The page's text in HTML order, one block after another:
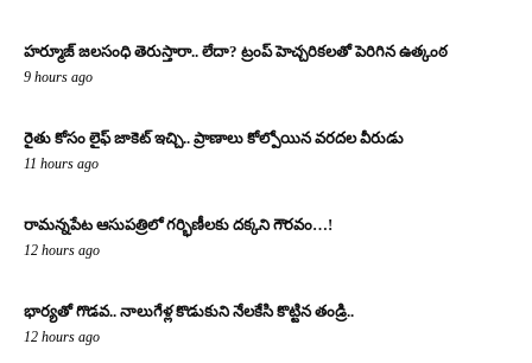
హర్మూజ్ జలసంధి తెరుస్తారా.. లేదా? ట్రంప్ హెచ్చరికలతో పెరిగిన ఉత్కంఠ
9 hours ago
రైతు కోసం లైఫ్ జాకెట్ ఇచ్చి.. ప్రాణాలు కోల్పోయిన వరదల వీరుడు
11 hours ago
రామన్నపేట ఆసుపత్రిలో గర్భిణీలకు దక్కని గౌరవం…!
12 hours ago
భార్యతో గొడవ.. నాలుగేళ్ల కొడుకుని నేలకేసి కొట్టిన తండ్రి..
12 hours ago